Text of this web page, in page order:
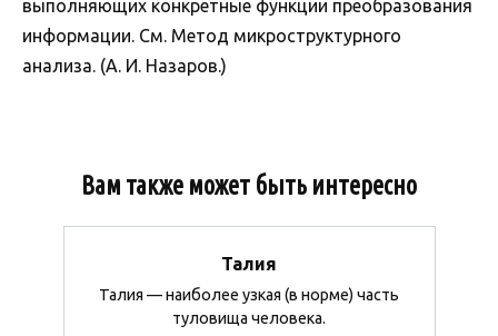
выполняющих конкретные функции преобразования
информации. См. Метод микроструктурного
анализа. (А. И. Назаров.)
Вам также может быть интересно
Талия
Талия — наиболее узкая (в норме) часть
туловища человека.